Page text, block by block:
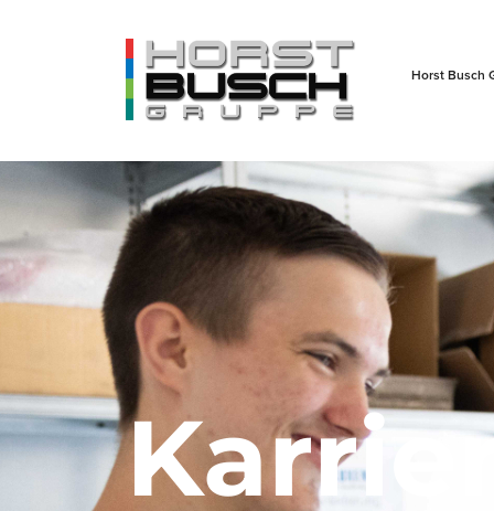
Horst Busch